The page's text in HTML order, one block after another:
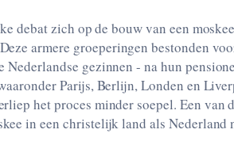
debat zich op de bouw van een
armere groeperingen bestonden
Nederlandse gezinnen - na hun
Parijs, Berlijn, Londen en
het proces minder soepel. Een van
in een christelijk land als Nederland